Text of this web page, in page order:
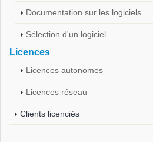
Documentation sur les logiciels
Sélection d'un logiciel
Licences
Licences autonomes
Licences réseau
Clients licenciés